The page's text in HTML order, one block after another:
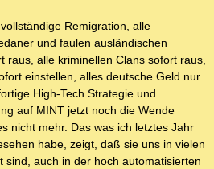
Remigration, alle
und faulen ausländischen
raus, alle kriminellen Clans sofort raus,
einstellen, alles deutsche Geld nur
High-Tech Strategie und
auf MINT jetzt noch die Wende
nicht mehr. Das was ich letztes Jahr
habe, zeigt, daß sie uns in vielen
sind, auch in der hoch automatisierten